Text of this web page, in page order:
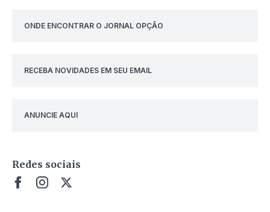
ONDE ENCONTRAR O JORNAL OPÇÃO
RECEBA NOVIDADES EM SEU EMAIL
ANUNCIE AQUI
Redes sociais